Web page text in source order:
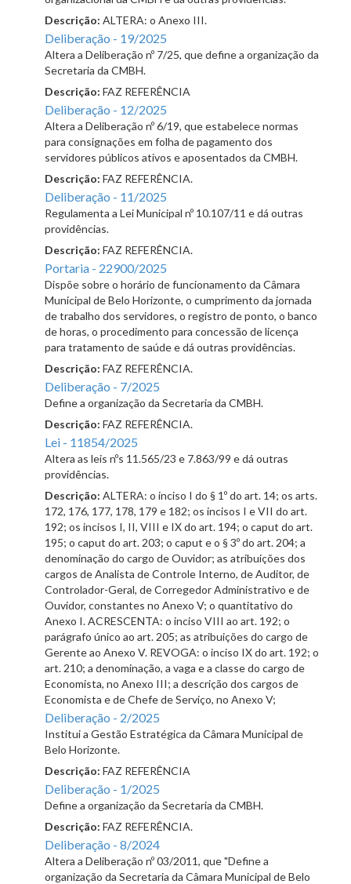
Descrição: ALTERA: o Anexo III.
Deliberação - 19/2025
Altera a Deliberação nº 7/25, que define a organização da
Secretaria da CMBH.
Descrição: FAZ REFERÊNCIA
Deliberação - 12/2025
Altera a Deliberação nº 6/19, que estabelece normas
para consignações em folha de pagamento dos
servidores públicos ativos e aposentados da CMBH.
Descrição: FAZ REFERÊNCIA.
Deliberação - 11/2025
Regulamenta a Lei Municipal nº 10.107/11 e dá outras
providências.
Descrição: FAZ REFERÊNCIA.
Portaria - 22900/2025
Dispõe sobre o horário de funcionamento da Câmara
Municipal de Belo Horizonte, o cumprimento da jornada
de trabalho dos servidores, o registro de ponto, o banco
de horas, o procedimento para concessão de licença
para tratamento de saúde e dá outras providências.
Descrição: FAZ REFERÊNCIA.
Deliberação - 7/2025
Define a organização da Secretaria da CMBH.
Descrição: FAZ REFERÊNCIA.
Lei - 11854/2025
Altera as leis nºs 11.565/23 e 7.863/99 e dá outras
providências.
Descrição: ALTERA: o inciso I do § 1º do art. 14; os arts.
172, 176, 177, 178, 179 e 182; os incisos I e VII do art.
192; os incisos I, II, VIII e IX do art. 194; o caput do art.
195; o caput do art. 203; o caput e o § 3º do art. 204; a
denominação do cargo de Ouvidor; as atribuições dos
cargos de Analista de Controle Interno, de Auditor, de
Controlador-Geral, de Corregedor Administrativo e de
Ouvidor, constantes no Anexo V; o quantitativo do
Anexo I. ACRESCENTA: o inciso VIII ao art. 192; o
parágrafo único ao art. 205; as atribuições do cargo de
Gerente ao Anexo V. REVOGA: o inciso IX do art. 192; o
art. 210; a denominação, a vaga e a classe do cargo de
Economista, no Anexo III; a descrição dos cargos de
Economista e de Chefe de Serviço, no Anexo V;
Deliberação - 2/2025
Institui a Gestão Estratégica da Câmara Municipal de
Belo Horizonte.
Descrição: FAZ REFERÊNCIA
Deliberação - 1/2025
Define a organização da Secretaria da CMBH.
Descrição: FAZ REFERÊNCIA.
Deliberação - 8/2024
Altera a Deliberação nº 03/2011, que "Define a
organização da Secretaria da Câmara Municipal de Belo